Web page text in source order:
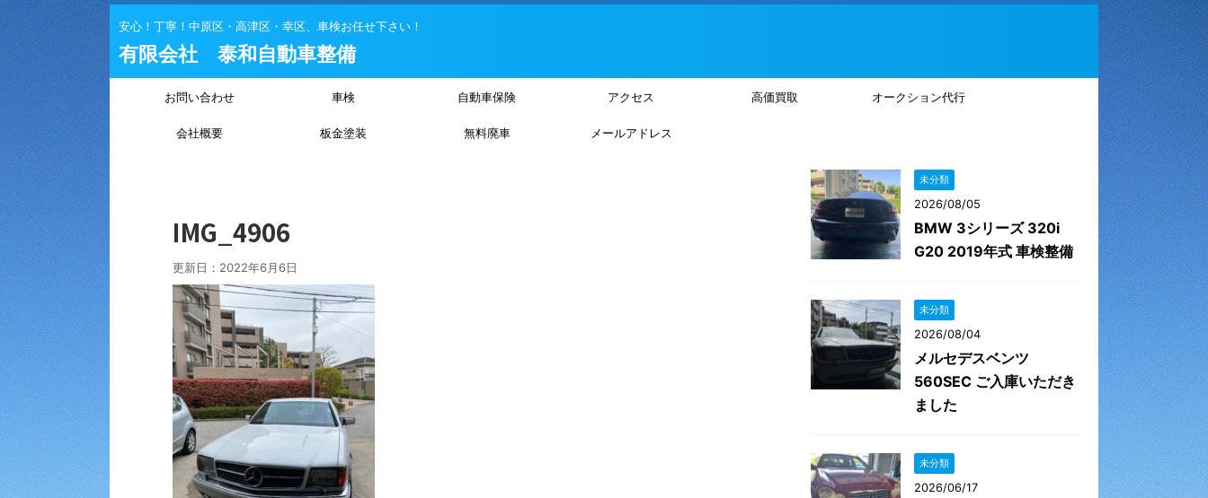
安心！丁寧！中原区・高津区・幸区、車検お任せ下さい！
有限会社 泰和自動車整備
お問い合わせ 車検 自動車保険 アクセス 高価買取 オークション代行
会社概要 板金塗装 無料廃車 メールアドレス
IMG_4906
更新日： 2022年6月6日
未分類
2026/08/05
BMW 3シリーズ 320i
G20 2019年式 車検整備
未分類
2026/08/04
メルセデスベンツ
560SEC ご入庫いただき
ました
未分類
2026/06/17